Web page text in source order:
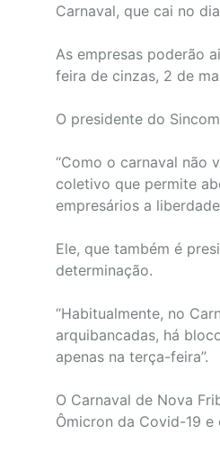
Carnaval, que cai no
As empresas poderão
feira de cinzas, 2 de
O presidente do
“Como o carnaval não
coletivo que permite
empresários a
Ele, que também é
determinação.
“Habitualmente, no
arquibancadas, há
apenas na terça-feira”.
O Carnaval de Nova
Ômicron da Covid-19